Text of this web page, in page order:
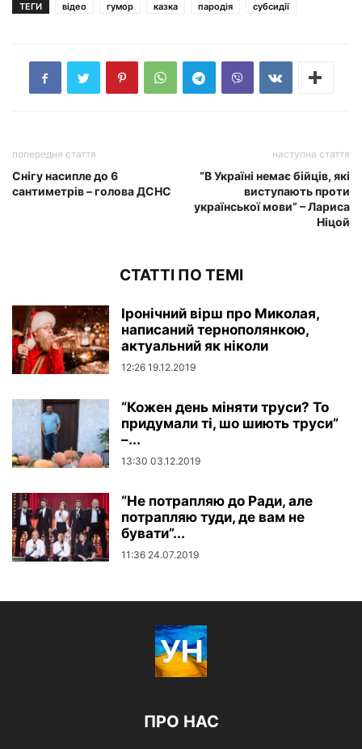
ТЕГИ відео гумор казка пародія субсидії
попередня стаття
Снігу насипле до 6
сантиметрів – голова ДСНС
наступна стаття
“В Україні немає бійців, які
виступають проти
української мови” – Лариса
Ніцой
СТАТТІ ПО ТЕМІ
Іронічний вірш про Миколая,
написаний тернополянкою,
актуальний як ніколи
12:26 19.12.2019
“Кожен день міняти труси? То
придумали ті, шо шиють труси”
–...
13:30 03.12.2019
“Не потрапляю до Ради, але
потрапляю туди, де вам не
бувати”...
11:36 24.07.2019
ПРО НАС